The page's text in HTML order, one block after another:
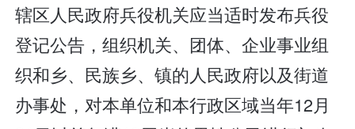
辖区人民政府兵役机关应当适时发布兵役
登记公告，组织机关、团体、企业事业组
织和乡、民族乡、镇的人民政府以及街道
办事处，对本单位和本行政区域当年12月